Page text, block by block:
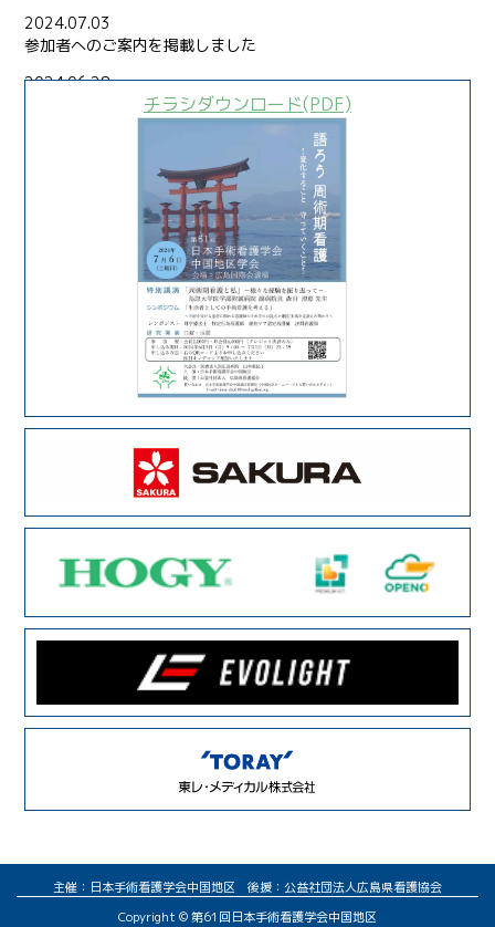
2024.07.03
参加者へのご案内を掲載しました
2024.06.28
発表者へのご案内を掲載しました
プログラムを掲載しました
参加登録を掲載しました
ホームページを開設しました
チラシダウンロード(PDF)
主催：日本手術看護学会中国地区 後援：公益社団法人広島県看護協会
Copyright © 第61回日本手術看護学会中国地区